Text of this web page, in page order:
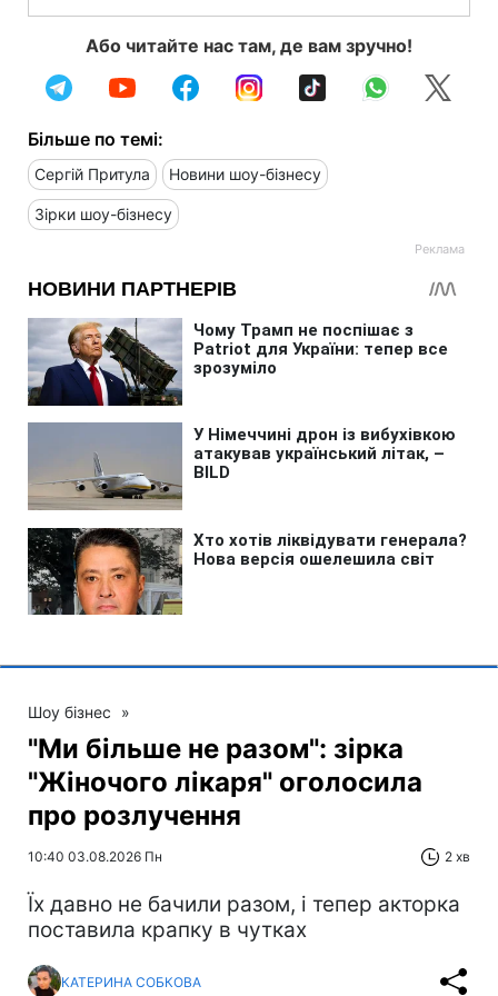
Або читайте нас там, де вам зручно!
Більше по темі:
Сергій Притула Новини шоу-бізнесу
Зірки шоу-бізнесу
Шоу бізнес »
"Ми більше не разом": зірка
"Жіночого лікаря" оголосила
про розлучення
10:40 03.08.2026 Пн 2 хв
Їх давно не бачили разом, і тепер акторка
поставила крапку в чутках
КАТЕРИНА СОБКОВА